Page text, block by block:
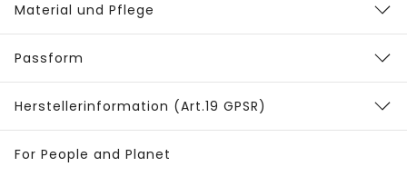
Material und Pflege
Passform
Herstellerinformation (Art.19 GPSR)
For People and Planet